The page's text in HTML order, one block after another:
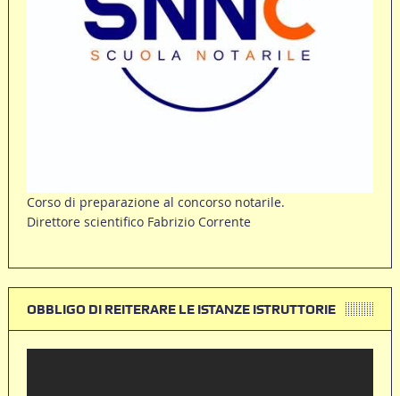
Corso di preparazione al concorso notarile.
Direttore scientifico Fabrizio Corrente
OBBLIGO DI REITERARE LE ISTANZE ISTRUTTORIE